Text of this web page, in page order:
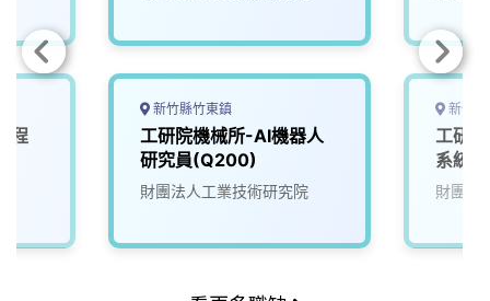
程
新竹縣竹東鎮
工研院機械所-AI機器人
研究員(Q200)
財團法人工業技術研究院
新竹
工研
系統
財團法